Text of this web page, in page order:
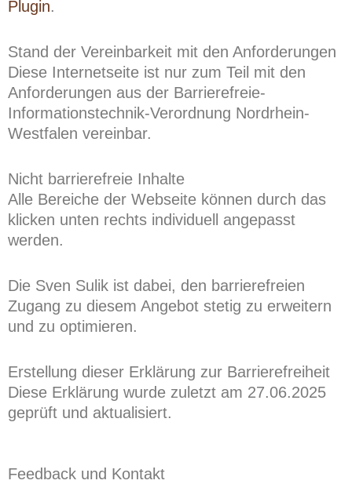
Plugin.
Stand der Vereinbarkeit mit den Anforderungen
Diese Internetseite ist nur zum Teil mit den
Anforderungen aus der Barrierefreie-
Informationstechnik-Verordnung Nordrhein-
Westfalen vereinbar.
Nicht barrierefreie Inhalte
Alle Bereiche der Webseite können durch das
klicken unten rechts individuell angepasst
werden.
Die Sven Sulik ist dabei, den barrierefreien
Zugang zu diesem Angebot stetig zu erweitern
und zu optimieren.
Erstellung dieser Erklärung zur Barrierefreiheit
Diese Erklärung wurde zuletzt am 27.06.2025
geprüft und aktualisiert.
Feedback und Kontakt